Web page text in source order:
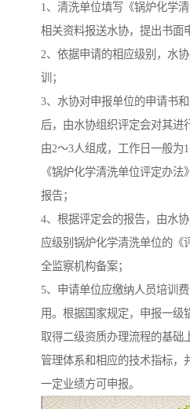
1、清洗单位填写《锅炉化学
相关资料报送水协，提出书面
2、依据申请的相应级别，水
训；
3、水协对申报单位的申请书
后，由水协组织评定会对其进
由2～3人组成，工作日一般为
《锅炉化学清洗单位评定办
报告；
4、根据评定会的报告，由水
应级别锅炉化学清洗单位的《
全监察机构备案；
5、申请单位应缴纳人员培训
用。根据国家规定，申报一级
取得二级资质办理流程的基础
管理体系和相应的技术指标，
一定业绩方可申报。